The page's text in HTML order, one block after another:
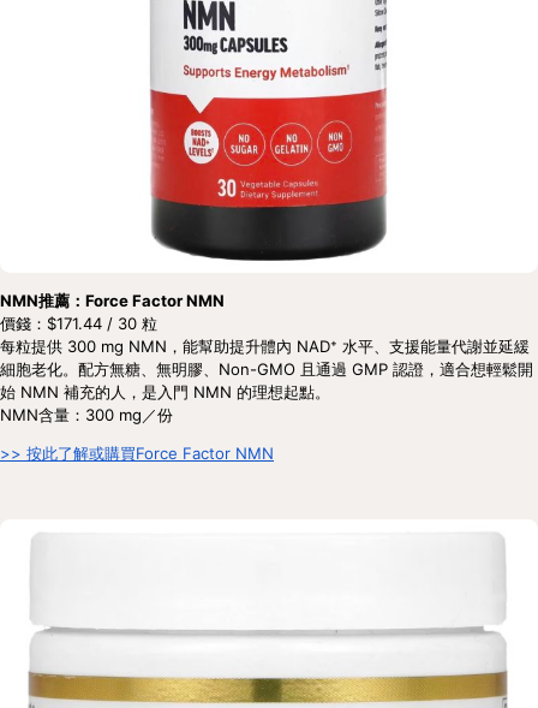
NMN推薦：Force Factor NMN
價錢：$171.44 / 30 粒
每粒提供 300 mg NMN，能幫助提升體內 NAD⁺ 水平、支援能量代謝並延緩
細胞老化。配方無糖、無明膠、Non-GMO 且通過 GMP 認證，適合想輕鬆開
始 NMN 補充的人，是入門 NMN 的理想起點。
NMN含量：300 mg／份
>> 按此了解或購買Force Factor NMN